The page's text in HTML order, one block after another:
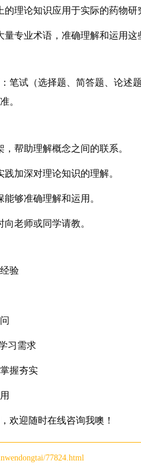
理论知识应用于实际的药物研
专业术语，准确理解和运用这
笔试（选择题、简答题、论述
。
帮助理解概念之间的联系。
加深对理论知识的理解。
够准确理解和运用。
老师或同学请教。
经验
习需求
握夯实
欢迎随时在线咨询我噢！
77824.html